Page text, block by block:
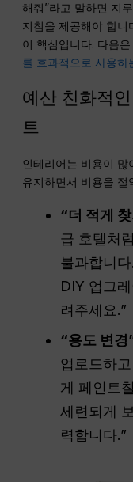
해줘”라고 말하면 지
지침을 제공해야 합니
이 핵심입니다. 다음
를 효과적으로 사용하
예산 친화적
트
인테리어는 비용이 많
유지하면서 비용을 절
“더 적게
급 호텔처
불과합니
DIY 업그
려주세요.”
“용도 변경
업로드하
게 페인트
세련되게
력합니다.”